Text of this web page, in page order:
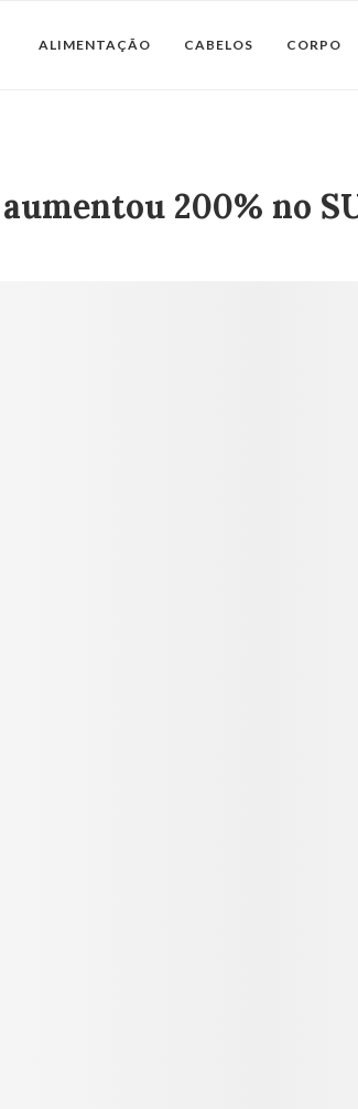
ALIMENTAÇÃO CABELOS CORPO
200% no